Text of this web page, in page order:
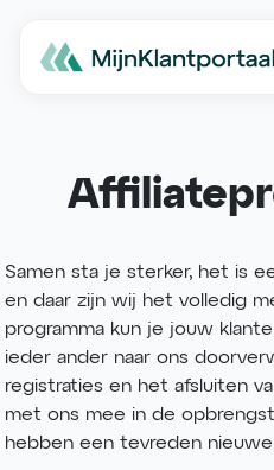
Samen sta je sterker, het is
en daar zijn wij het volledig
programma kun je jouw
ieder ander naar ons
registraties en het afsluiten
met ons mee in de
hebben een tevreden